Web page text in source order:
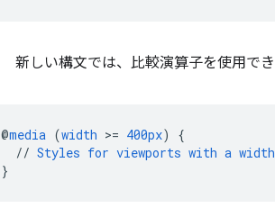
新しい構文では、比較演算子を使用でき
@media (width >= 400px)
{
// Styles for viewports with a width
}